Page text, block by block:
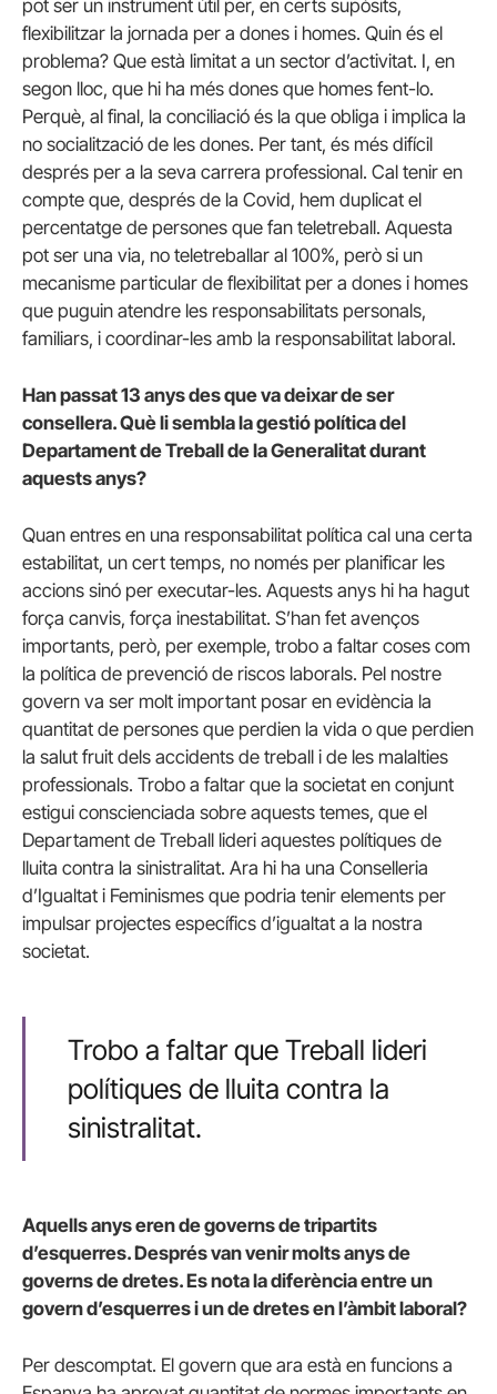
pot ser un instrument útil per, en certs supòsits,
flexibilitzar la jornada per a dones i homes. Quin és el
problema? Que està limitat a un sector d’activitat. I, en
segon lloc, que hi ha més dones que homes fent-lo.
Perquè, al final, la conciliació és la que obliga i implica la
no socialització de les dones. Per tant, és més difícil
després per a la seva carrera professional. Cal tenir en
compte que, després de la Covid, hem duplicat el
percentatge de persones que fan teletreball. Aquesta
pot ser una via, no teletreballar al 100%, però si un
mecanisme particular de flexibilitat per a dones i homes
que puguin atendre les responsabilitats personals,
familiars, i coordinar-les amb la responsabilitat laboral.
Han passat 13 anys des que va deixar de ser
consellera. Què li sembla la gestió política del
Departament de Treball de la Generalitat durant
aquests anys?
Quan entres en una responsabilitat política cal una certa
estabilitat, un cert temps, no només per planificar les
accions sinó per executar-les. Aquests anys hi ha hagut
força canvis, força inestabilitat. S’han fet avenços
importants, però, per exemple, trobo a faltar coses com
la política de prevenció de riscos laborals. Pel nostre
govern va ser molt important posar en evidència la
quantitat de persones que perdien la vida o que perdien
la salut fruit dels accidents de treball i de les malalties
professionals. Trobo a faltar que la societat en conjunt
estigui conscienciada sobre aquests temes, que el
Departament de Treball lideri aquestes polítiques de
lluita contra la sinistralitat. Ara hi ha una Conselleria
d’Igualtat i Feminismes que podria tenir elements per
impulsar projectes específics d’igualtat a la nostra
societat.
Trobo a faltar que Treball lideri
polítiques de lluita contra la
sinistralitat.
Aquells anys eren de governs de tripartits
d’esquerres. Després van venir molts anys de
governs de dretes. Es nota la diferència entre un
govern d’esquerres i un de dretes en l’àmbit laboral?
Per descomptat. El govern que ara està en funcions a